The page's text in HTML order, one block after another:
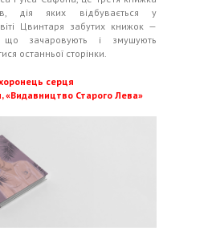
дія яких відбувається у
Цвинтаря забутих книжок —
що зачаровують і змушують
останньої сторінки.
серця
«Видавництво Старого Лева»